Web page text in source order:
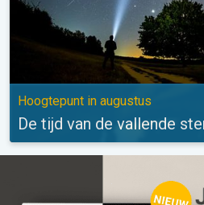
Hoogtepunt in augustus
De tijd van de vallende